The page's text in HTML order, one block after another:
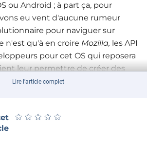
ou Android ; à part ça, pour
eu vent d'aucune rumeur
pour naviguer sur
n'est qu'à en croire Mozilla, les API
pour cet OS qui reposera
leur permettre de créer des
».
menu, ce qui permettra peut-être
logicielles que l’on voit
Lire l'article complet
★ ★ ★ ★ ★
★ ★ ★ ★ ★